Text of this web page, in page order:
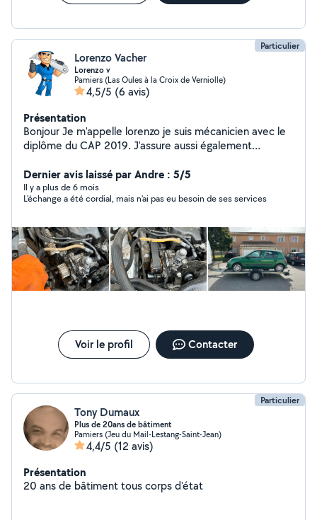
Particulier
Lorenzo Vacher
Lorenzo v
Pamiers (Las Oules à la Croix de Verniolle)
4,5/5 (6 avis)
Présentation
Bonjour Je m'appelle lorenzo je suis mécanicien avec le
diplôme du CAP 2019. J'assure aussi également
manutention
Dernier avis laissé par Andre : 5/5
Il y a plus de 6 mois
L'échange a été cordial, mais n'ai pas eu besoin de ses services
Voir le profil Contacter
Particulier
Tony Dumaux
Plus de 20ans de bâtiment
Pamiers (Jeu du Mail-Lestang-Saint-Jean)
4,4/5 (12 avis)
Présentation
20 ans de bâtiment tous corps d'état